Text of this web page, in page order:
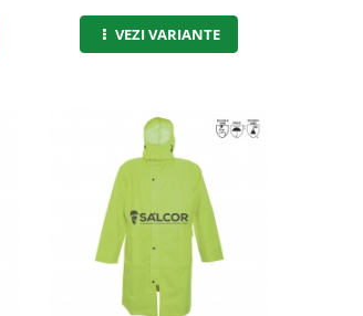
VEZI VARIANTE